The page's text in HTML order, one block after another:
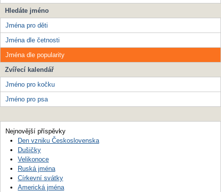
Hledáte jméno
Jména pro děti
Jména dle četnosti
Jména dle popularity
Zvířecí kalendář
Jméno pro kočku
Jméno pro psa
Nejnovější příspěvky
Den vzniku Československa
Dušičky
Velikonoce
Ruská jména
Církevní svátky
Americká jména